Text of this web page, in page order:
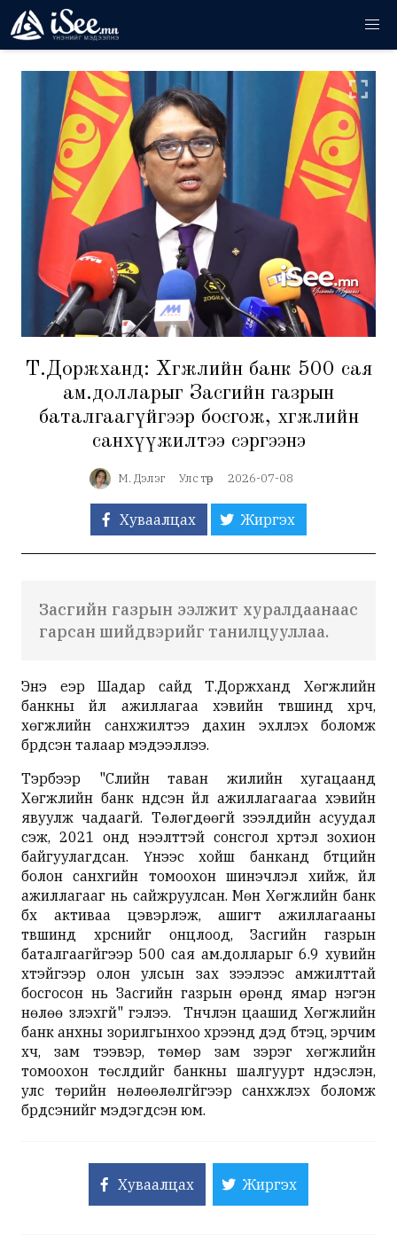
Т.Доржханд: Хөгжлийн банк 500 сая
ам.долларыг Засгийн газрын
баталгаагүйгээр босгож, хөгжлийн
санхүүжилтээ сэргээнэ
М. Дэлэг Улс төр 2026-07-08
Хуваалцах Жиргэх
Засгийн газрын ээлжит хуралдаанаас
гарсан шийдвэрийг танилцууллаа.
Энэ үеэр Шадар сайд Т.Доржханд Хөгжлийн
банкны үйл ажиллагаа хэвийн түвшинд хүрч,
хөгжлийн санхүүжилтээ дахин эхлүүлэх боломж
бүрдсэн талаар мэдээллээ.
Тэрбээр "Сүүлийн таван жилийн хугацаанд
Хөгжлийн банк үндсэн үйл ажиллагаагаа хэвийн
явуулж чадаагүй. Төлөгдөөгүй зээлүүдийн асуудал
үүсэж, 2021 онд нээлттэй сонсгол хүртэл зохион
байгуулагдсан. Үүнээс хойш банканд бүтцийн
болон санхүүгийн томоохон шинэчлэл хийж, үйл
ажиллагааг нь сайжруулсан. Мөн Хөгжлийн банк
бүх активаа цэвэрлэж, ашигт ажиллагааны
түвшинд хүрснийг онцлоод, Засгийн газрын
баталгаагүйгээр 500 сая ам.долларыг 6.9 хувийн
хүүтэйгээр олон улсын зах зээлээс амжилттай
босгосон нь Засгийн газрын өрөнд ямар нэгэн
нөлөө үзүүлэхгүй" гэлээ. Түүнчлэн цаашид Хөгжлийн
банк анхны зорилгынхоо хүрээнд дэд бүтэц, эрчим
хүч, зам тээвэр, төмөр зам зэрэг хөгжлийн
томоохон төслүүдийг банкны шалгуурт үндэслэн,
улс төрийн нөлөөлөлгүйгээр санхүүжүүлэх боломж
бүрдсэнийг мэдэгдсэн юм.
Хуваалцах Жиргэх